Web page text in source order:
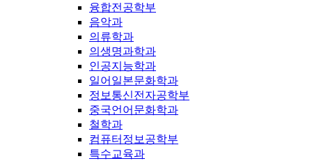
융합전공학부
음악과
의류학과
의생명과학과
인공지능학과
일어일본문화학과
정보통신전자공학부
중국언어문화학과
철학과
컴퓨터정보공학부
특수교육과